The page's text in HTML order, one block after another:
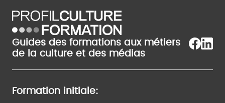
Guides des formations aux métiers
de la culture et des médias
Formation initiale: